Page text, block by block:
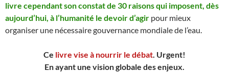
livre cependant son constat de 30 raisons qui imposent, dès
aujourd’hui, à l’humanité le devoir d’agir pour mieux
organiser une nécessaire gouvernance mondiale de l’eau.
Ce livre vise à nourrir le débat. Urgent!
En ayant une vision globale des enjeux.